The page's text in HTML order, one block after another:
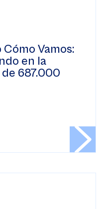
Vamos:
en la
687.000